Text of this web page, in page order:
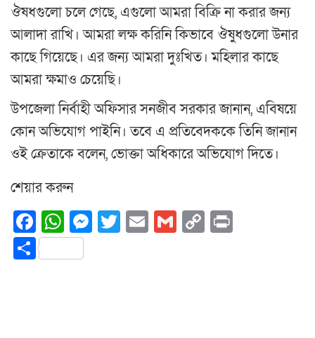
ঔষধগুলো চলে গেছে, এগুলো আমরা বিক্রি না করার জন্য
আলাদা রাখি। আমরা লক্ষ করিনি কিভাবে ঔষুধগুলো উনার
কাছে গিয়েছে। এর জন্য আমরা দুঃখিত। মহিলার কাছে
আমরা ক্ষমাও চেয়েছি।
উপজেলা নির্বাহী অফিসার সনজীব সরকার জানান, এবিষয়ে
কোন অভিযোগ পাইনি। তবে এ প্রতিবেদককে তিনি জানান
ওই ক্রেতাকে বলেন, ভোক্তা অধিকারে অভিযোগ দিতে।
শেয়ার করুন
Facebook
WhatsApp
Messenger
Twitter
EmailGmail
Copy
Share